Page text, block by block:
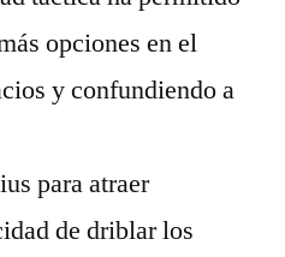
opciones en el
y confundiendo a
para atraer
de driblar los